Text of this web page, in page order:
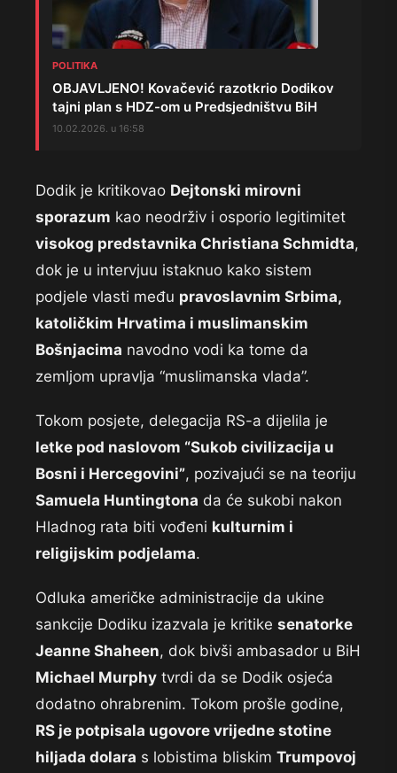
POLITIKA
OBJAVLJENO! Kovačević razotkrio Dodikov
tajni plan s HDZ-om u Predsjedništvu BiH
10.02.2026. u 16:58
Dodik je kritikovao Dejtonski mirovni
sporazum kao neodrživ i osporio legitimitet
visokog predstavnika Christiana Schmidta,
dok je u intervjuu istaknuo kako sistem
podjele vlasti među pravoslavnim Srbima,
katoličkim Hrvatima i muslimanskim
Bošnjacima navodno vodi ka tome da
zemljom upravlja “muslimanska vlada”.
Tokom posjete, delegacija RS-a dijelila je
letke pod naslovom “Sukob civilizacija u
Bosni i Hercegovini”, pozivajući se na teoriju
Samuela Huntingtona da će sukobi nakon
Hladnog rata biti vođeni kulturnim i
religijskim podjelama.
Odluka američke administracije da ukine
sankcije Dodiku izazvala je kritike senatorke
Jeanne Shaheen, dok bivši ambasador u BiH
Michael Murphy tvrdi da se Dodik osjeća
dodatno ohrabrenim. Tokom prošle godine,
RS je potpisala ugovore vrijedne stotine
hiljada dolara s lobistima bliskim Trumpovoj